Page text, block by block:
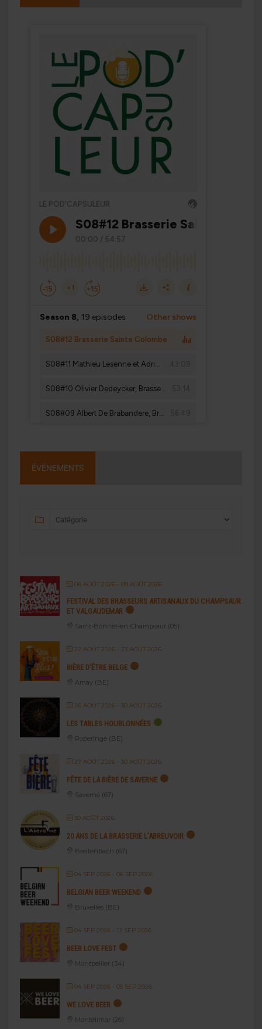
ÉVÉNEMENTS
08 AOÛT 2026- 09 AOÛT 2026
FESTIVAL DES BRASSEURS ARTISANAUX DU CHAMPSAUR
ET VALGAUDEMAR
Saint-Bonnet-en-Champsaur (05)
22 AOÛT 2026- 23 AOÛT 2026
BIÈRE D’ÊTRE BELGE
Amay (BE)
26 AOÛT 2026- 30 AOÛT 2026
LES TABLES HOUBLONNÉES
Poperinge (BE)
27 AOÛT 2026- 30 AOÛT 2026
FÊTE DE LA BIÈRE DE SAVERNE
Saverne (67)
30 AOÛT 2026
20 ANS DE LA BRASSERIE L’ABREUVOIR
Breitenbach (67)
04 SEP 2026- 06 SEP 2026
BELGIAN BEER WEEKEND
Bruxelles (BE)
04 SEP 2026- 12 SEP 2026
BEER LOVE FEST
Montpellier (34)
04 SEP 2026- 05 SEP 2026
WE LOVE BEER
Montélimar (26)